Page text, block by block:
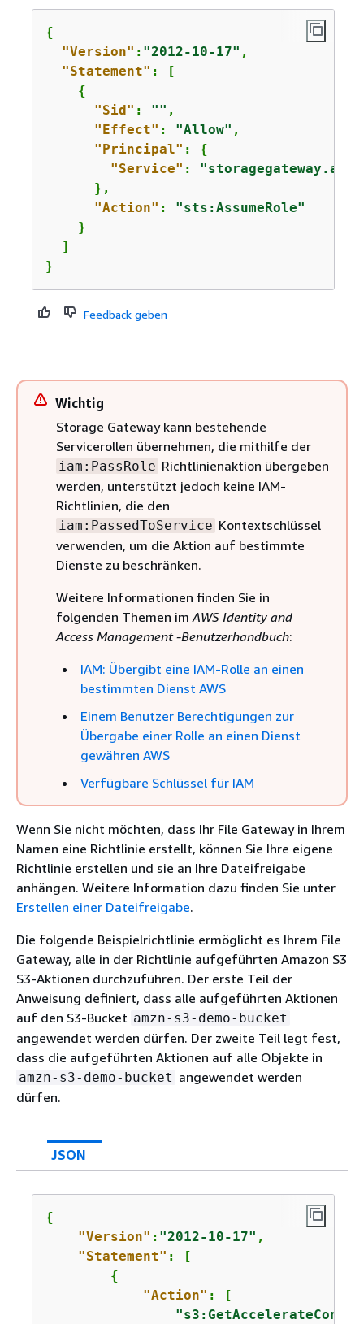
{
"Version" : "2012-10-17" ,
"Statement" : [
{
"Sid" : "" ,
"Effect" : "Allow" ,
"Principal" : {
"Service" :
      },
"Action" : "sts:AssumeRole"
    }
  ]
}
Feedback geben
Wichtig
Storage Gateway kann bestehende
Servicerollen übernehmen, die mithilfe der
iam:PassRole Richtlinienaktion übergeben
werden, unterstützt jedoch keine IAM-
Richtlinien, die den
iam:PassedToService Kontextschlüssel
verwenden, um die Aktion auf bestimmte
Dienste zu beschränken.
Weitere Informationen finden Sie in
folgenden Themen imAWS Identity and
Access Management -Benutzerhandbuch:
IAM: Übergibt eine IAM-Rolle an einen
bestimmten Dienst AWS
Einem Benutzer Berechtigungen zur
Übergabe einer Rolle an einen Dienst
gewähren AWS
Verfügbare Schlüssel für IAM
Wenn Sie nicht möchten, dass Ihr File Gateway in Ihrem
Namen eine Richtlinie erstellt, können Sie Ihre eigene
Richtlinie erstellen und sie an Ihre Dateifreigabe
anhängen. Weitere Information dazu finden Sie unter
Erstellen einer Dateifreigabe.
Die folgende Beispielrichtlinie ermöglicht es Ihrem File
Gateway, alle in der Richtlinie aufgeführten Amazon S3
S3-Aktionen durchzuführen. Der erste Teil der
Anweisung definiert, dass alle aufgeführten Aktionen
auf den S3-Bucket amzn-s3-demo-bucket
angewendet werden dürfen. Der zweite Teil legt fest,
dass die aufgeführten Aktionen auf alle Objekte in
amzn-s3-demo-bucket angewendet werden
dürfen.
JSON
{
"Version" : "2012-10-17" ,
"Statement" : [
{
"Action" : [